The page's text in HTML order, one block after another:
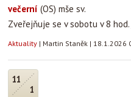
večerní (OS) mše sv.
Zveřejňuje se v sobotu v 8
Aktuality | Martin Staněk | 18.1.2026
11
1